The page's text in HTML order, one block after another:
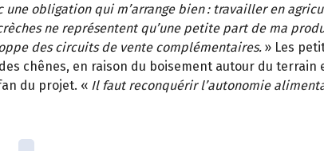
une obligation qui m’arrange bien : travailler en
ne représentent qu’une petite part de ma
des circuits de vente complémentaires. » Les
chênes, en raison du boisement autour du
du projet. « Il faut reconquérir l’autonomie